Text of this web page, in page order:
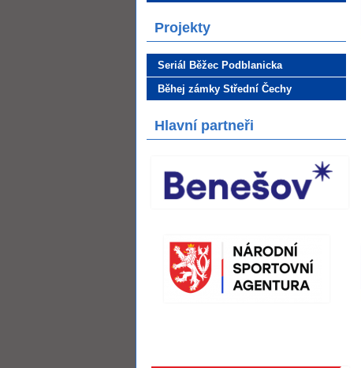
Projekty
Seriál Běžec Podblanicka
Běhej zámky Střední Čechy
Hlavní partneři